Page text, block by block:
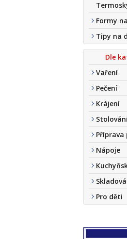
Formy
Tipy na
Dle
Vaření
Pečení
Krájení
Příprava
Nápoje
Pro děti